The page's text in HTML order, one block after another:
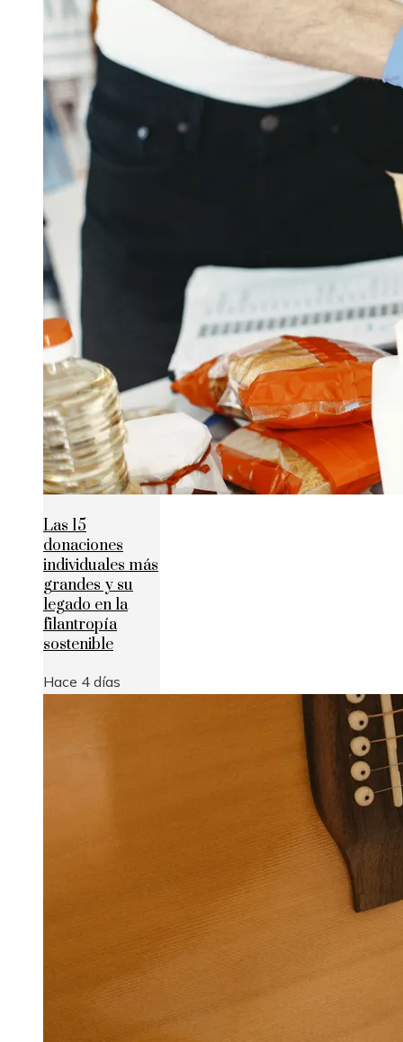
Las 15
donaciones
individuales más
grandes y su
legado en la
filantropía
sostenible
Hace 4 días